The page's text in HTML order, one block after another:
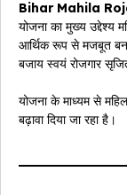
Bihar Mahila
योजना का मुख्य उद्देश्य
आर्थिक रूप से मजबूत
बजाय स्वयं रोजगार
योजना के माध्यम से
बढ़ावा दिया जा रहा है।